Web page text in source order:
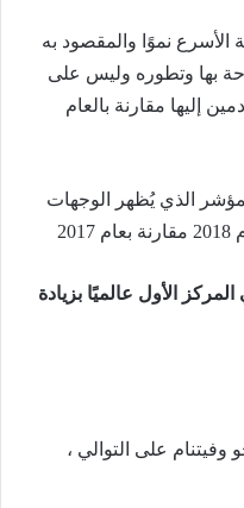
نموًا والمقصود به
بها وتطوره وليس على
إليها مقارنة بالعام
الذي يُظهر الوجهات
الأول عالميًا بزيادة
وفيتنام على التوالي ،